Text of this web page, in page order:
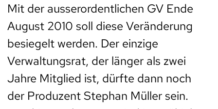
Mit der ausserordentlichen GV Ende
August 2010 soll diese Veränderung
besiegelt werden. Der einzige
Verwaltungsrat, der länger als zwei
Jahre Mitglied ist, dürfte dann noch
der Produzent Stephan Müller sein.